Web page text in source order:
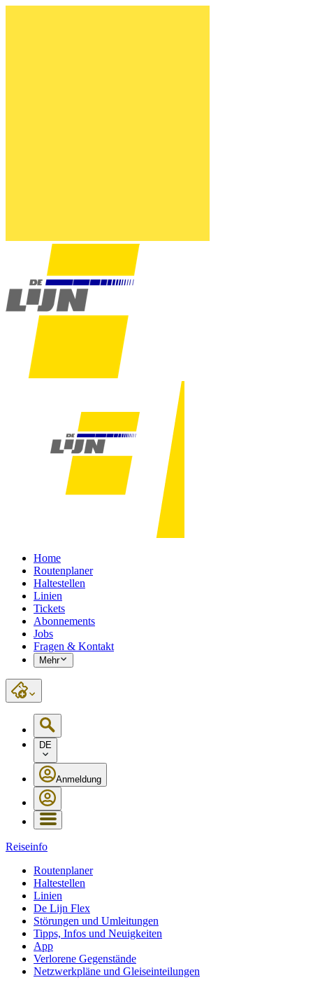
Home
Routenplaner
Haltestellen
Linien
Tickets
Abonnements
Jobs
Fragen & Kontakt
Mehr
DE
Anmeldung
Reiseinfo
Routenplaner
Haltestellen
Linien
De Lijn Flex
Störungen und Umleitungen
Tipps, Infos und Neuigkeiten
App
Verlorene Gegenstände
Netzwerkpläne und Gleiseinteilungen